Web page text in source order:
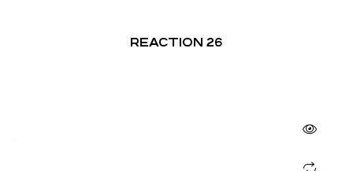
REACTION 26